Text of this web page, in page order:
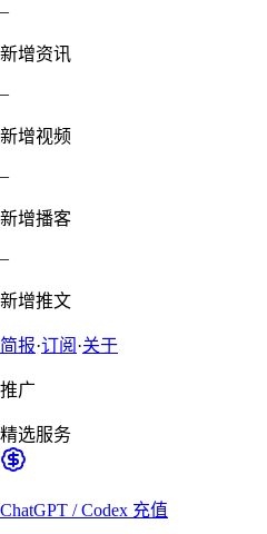
–
新增资讯
–
新增视频
–
新增播客
–
新增推文
简报·订阅 ·关于
推广
精选服务
ChatGPT / Codex 充值